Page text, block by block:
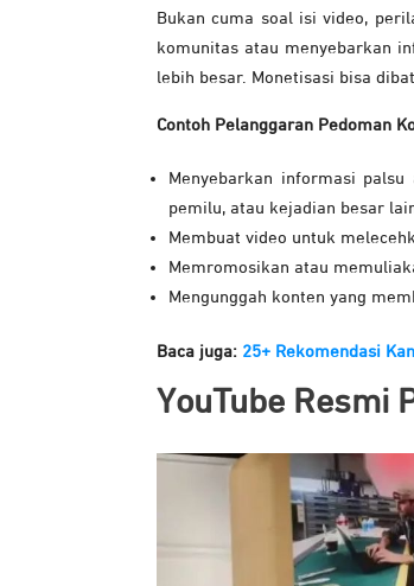
Bukan cuma soal isi video,
komunitas atau menyebarkan
lebih besar. Monetisasi bisa
Contoh Pelanggaran Pedoman
Menyebarkan informasi
pemilu, atau kejadian besar
Membuat video untuk
Memromosikan atau
Mengunggah konten yang
Baca juga: 25+ Rekomendasi
YouTube Resmi